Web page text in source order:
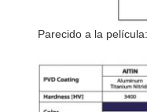
Parecido a la